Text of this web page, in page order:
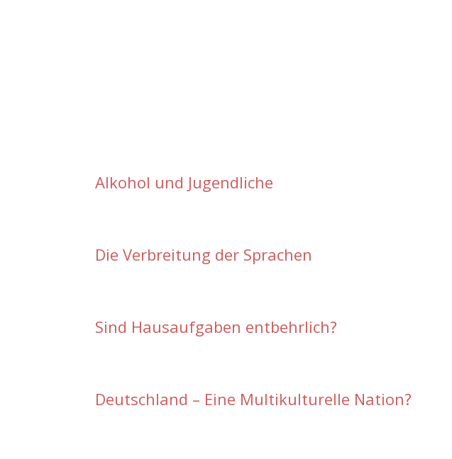
Alkohol und Jugendliche
Die Verbreitung der Sprachen
Sind Hausaufgaben entbehrlich?
Deutschland – Eine Multikulturelle Nation?